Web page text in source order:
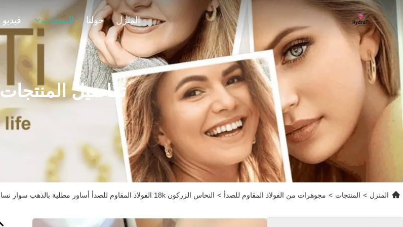
المنزل حولنا المنتجات فيديو
تفاصيل المنتجات
المنزل > المنتجات > مجوهرات من الفولاذ المقاوم للصدأ > النحاس الزركون 18k الفولاذ المقاوم للصدأ أساور مطلية بالذهب سوار نسائي مرصع بالألماس